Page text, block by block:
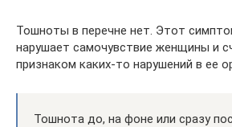
Тошноты в перечне нет. Этот
нарушает самочувствие женщины и
признаком каких-то нарушений в ее
Тошнота до, на фоне или сразу